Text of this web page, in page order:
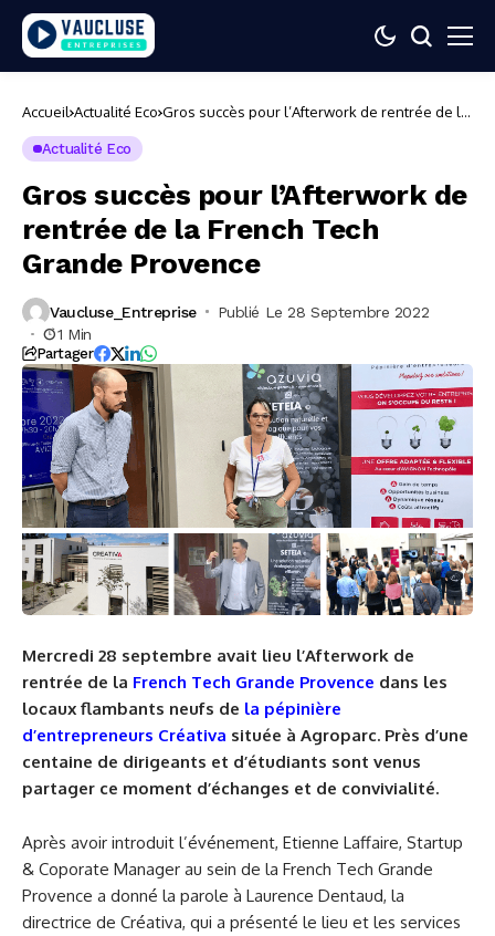
Accueil Actualité Eco Gros succès pour l’Afterwork de rentrée de la
Actualité Eco
Gros succès pour l’Afterwork de
rentrée de la French Tech
Grande Provence
Vaucluse_Entreprise
Publié Le 28 Septembre 2022
1 Min
Partager
Mercredi 28 septembre avait lieu l’Afterwork de
rentrée de la French Tech Grande Provence dans les
locaux flambants neufs de la pépinière
d’entrepreneurs Créativa située à Agroparc. Près d’une
centaine de dirigeants et d’étudiants sont venus
partager ce moment d’échanges et de convivialité.
Après avoir introduit l’événement, Etienne Laffaire, Startup
& Coporate Manager au sein de la French Tech Grande
Provence a donné la parole à Laurence Dentaud, la
directrice de Créativa, qui a présenté le lieu et les services